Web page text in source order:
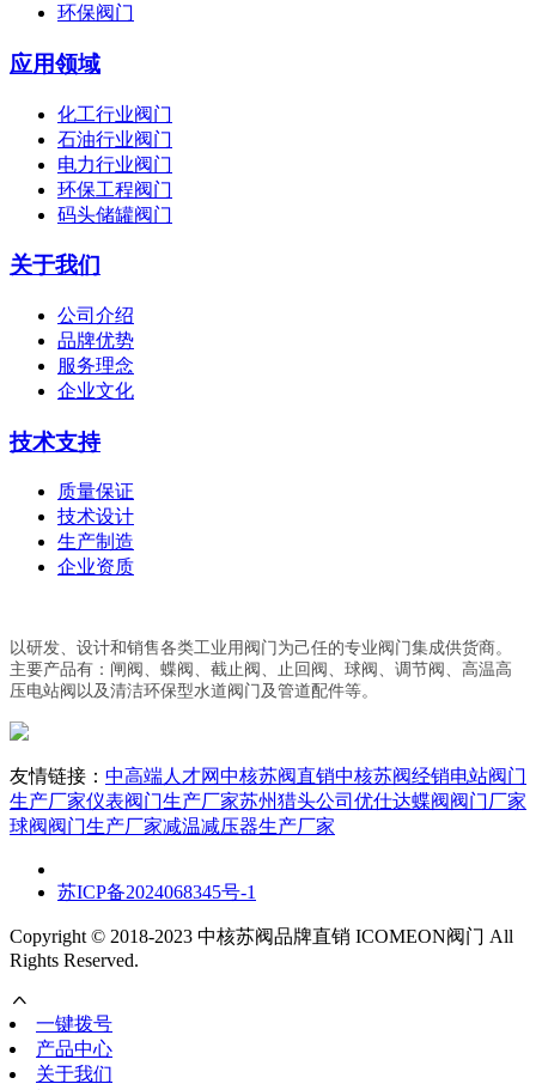
环保阀门
应用领域
化工行业阀门
石油行业阀门
电力行业阀门
环保工程阀门
码头储罐阀门
关于我们
公司介绍
品牌优势
服务理念
企业文化
技术支持
质量保证
技术设计
生产制造
企业资质
以研发、设计和销售各类工业用阀门为己任的专业阀门集成供货商。
主要产品有：闸阀、蝶阀、截止阀、止回阀、球阀、调节阀、高温高
压电站阀以及清洁环保型水道阀门及管道配件等。
友情链接： 中高端人才网中核苏阀直销中核苏阀经销电站阀门
生产厂家仪表阀门生产厂家苏州猎头公司优仕达蝶阀阀门厂家
球阀阀门生产厂家减温减压器生产厂家
苏ICP备2024068345号-1
Copyright © 2018-2023 中核苏阀品牌直销 ICOMEON阀门 All
Rights Reserved.
一键拨号
产品中心
关于我们